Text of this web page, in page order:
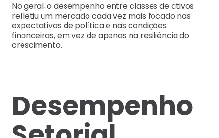
No geral, o desempenho entre classes de ativos
refletiu um mercado cada vez mais focado nas
expectativas de política e nas condições
financeiras, em vez de apenas na resiliência do
crescimento.
Desempenho